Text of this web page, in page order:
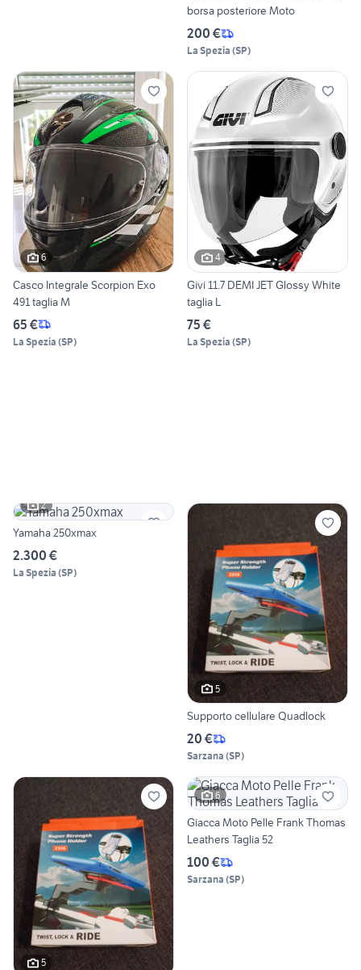
borsa posteriore Moto
200 €
La Spezia (SP)
6
Casco Integrale Scorpion Exo
491 taglia M
65 €
La Spezia (SP)
4
Givi 11.7 DEMI JET Glossy White
taglia L
75 €
La Spezia (SP)
2
Yamaha 250xmax
2.300 €
La Spezia (SP)
5
Supporto cellulare Quadlock
20 €
Sarzana (SP)
5
6
Giacca Moto Pelle Frank Thomas
Leathers Taglia 52
100 €
Sarzana (SP)